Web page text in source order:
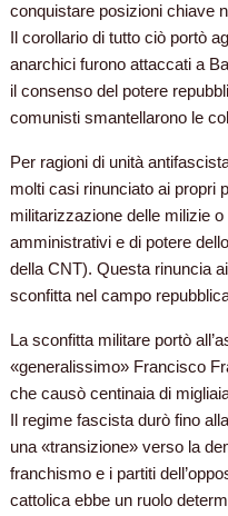
conquistare posizioni chiave
Il corollario di tutto ciò portò
anarchici furono attaccati a
il consenso del potere
comunisti smantellarono le
Per ragioni di unità
molti casi rinunciato ai propri
militarizzazione delle milizie
amministrativi e di potere
della CNT). Questa rinuncia
sconfitta nel campo
La sconfitta militare portò
«generalissimo» Francisco
che causò centinaia di
Il regime fascista durò fino
una «transizione» verso la
franchismo e i partiti
cattolica ebbe un ruolo